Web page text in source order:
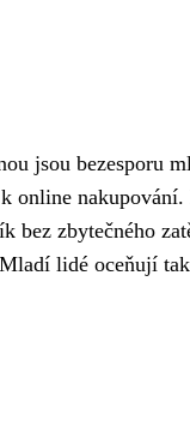
jsou bezesporu
online nakupování.
zbytečného
Mladí lidé oceňují